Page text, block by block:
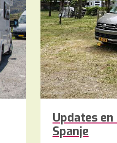
Updates
Spanje